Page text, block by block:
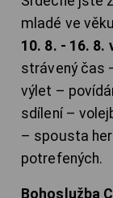
mladé ve
10. 8. - 16. 8.
strávený čas
výlet –
sdílení –
– spousta
potrefených.
Bohoslužba